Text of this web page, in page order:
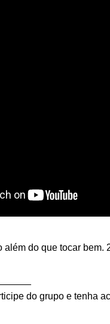
além do que tocar
do grupo e tenha